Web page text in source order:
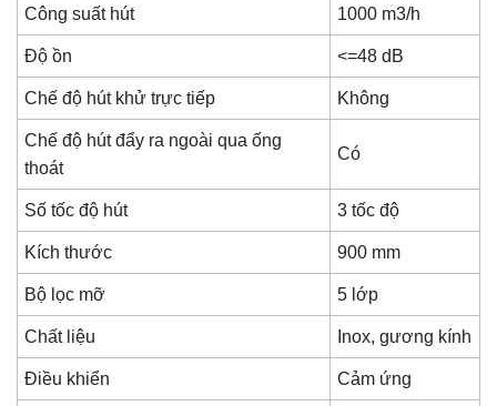
Công suất hút 1000 m3/h
Độ ồn <=48 dB
Chế độ hút khử trực tiếp Không
Chế độ hút đẩy ra ngoài qua ống
thoát
Có
Số tốc độ hút 3 tốc độ
Kích thước 900 mm
Bộ lọc mỡ 5 lớp
Chất liệu Inox, gương kính
Điều khiển Cảm ứng